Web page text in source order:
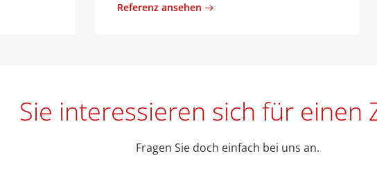
Referenz ansehen
Sie interessieren sich für einen
Fragen Sie doch einfach bei uns an.